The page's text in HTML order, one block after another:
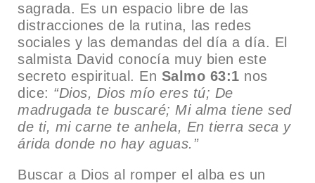
sagrada. Es un espacio libre de las
distracciones de la rutina, las redes
sociales y las demandas del día a día. El
salmista David conocía muy bien este
secreto espiritual. En Salmo 63:1 nos
dice: “Dios, Dios mío eres tú; De
madrugada te buscaré; Mi alma tiene sed
de ti, mi carne te anhela, En tierra seca y
árida donde no hay aguas.”
Buscar a Dios al romper el alba es un